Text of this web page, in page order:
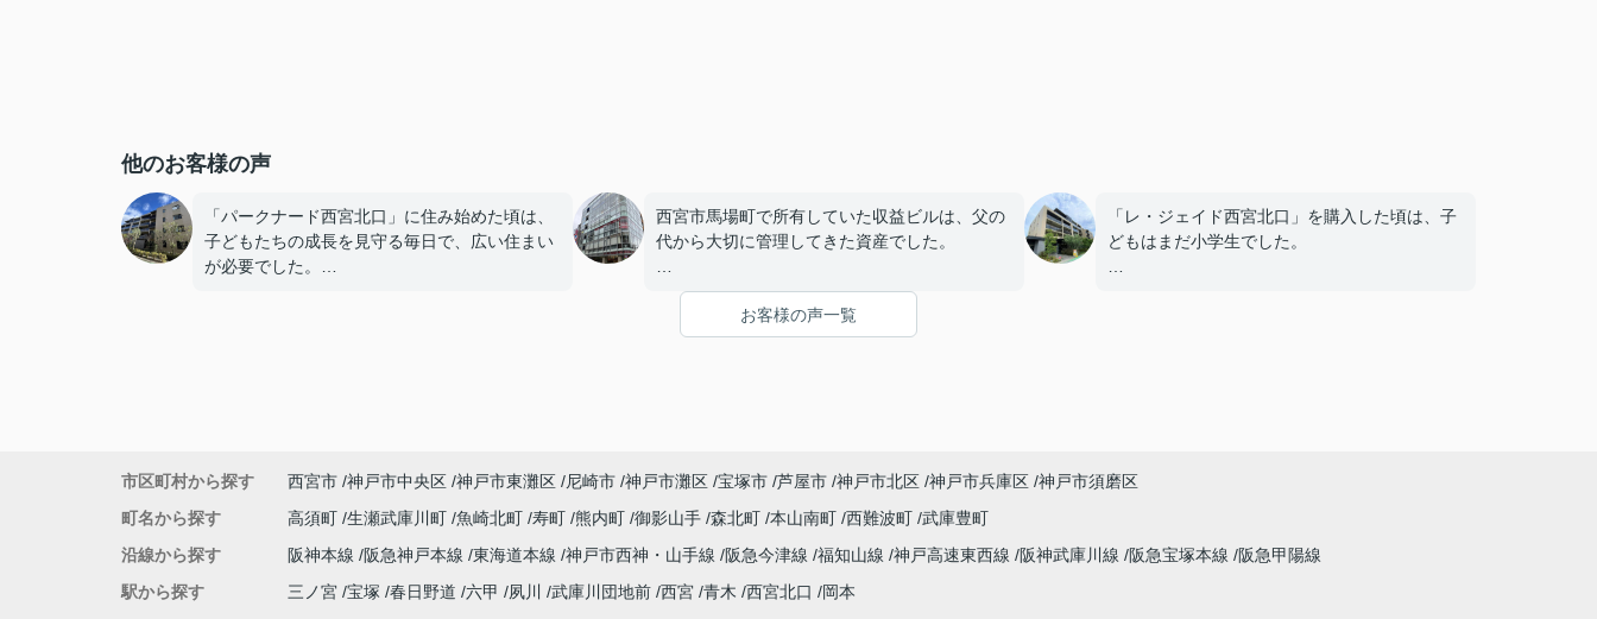
他のお客様の声
「パークナード西宮北口」に住み始めた頃は、
子どもたちの成長を見守る毎日で、広い住まい
が必要でした。
と話すことが多くなりました。
良い広さの住まいへ住み替えることを決めまし
西宮市馬場町で所有していた収益ビルは、父の
代から大切に管理してきた資産でした。
店舗や事務所の入居者様にも恵まれ、長年安定
した賃貸経営を続けてきましたが、建物の修繕
や設備更新など、管理の負担が年々大きくなっ
もしれない。」
インフィニティエステートさんへ相談すると、
「レ・ジェイド西宮北口」を購入した頃は、子
どもはまだ小学生でした。
を選びたい。」
お客様の声一覧
市区町村から探す 西宮市 神戸市中央区 神戸市東灘区 尼崎市 神戸市灘区 宝塚市 芦屋市 神戸市北区 神戸市兵庫区 神戸市須磨区
町名から探す
高須町 生瀬武庫川町 魚崎北町 寿町 熊内町 御影山手 森北町 本山南町 西難波町 武庫豊町
沿線から探す
阪神本線 阪急神戸本線 東海道本線 神戸市西神・山手線 阪急今津線 福知山線 神戸高速東西線 阪神武庫川線 阪急宝塚本線
阪急甲陽線
駅から探す
三ノ宮 宝塚 春日野道 六甲 夙川 武庫川団地前 西宮 青木 西宮北口 岡本